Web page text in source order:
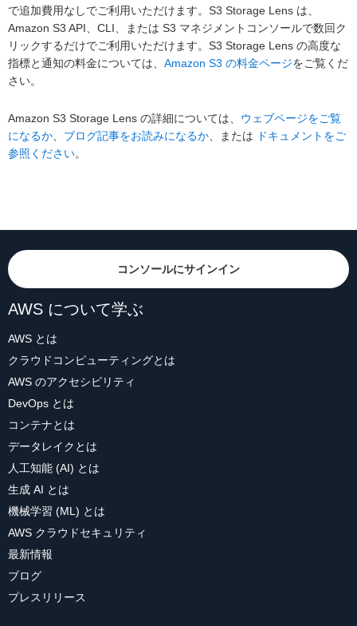
で追加費用なしでご利用いただけます。S3 Storage Lens は、
Amazon S3 API、CLI、または S3 マネジメントコンソールで数回ク
リックするだけでご利用いただけます。S3 Storage Lens の高度な
指標と通知の料金については、 Amazon S3 の料金ページをご覧くだ
さい。
Amazon S3 Storage Lens の詳細については、 ウェブページをご覧
になるか
ブログ記事をお読みになるか 、または
ドキュメントをご
参照ください。
コンソールにサインイン
AWS について学ぶ
AWS とは
クラウドコンピューティングとは
AWS のアクセシビリティ
DevOps とは
コンテナとは
データレイクとは
人工知能 (AI) とは
生成 AI とは
機械学習 (ML) とは
AWS クラウドセキュリティ
最新情報
ブログ
プレスリリース